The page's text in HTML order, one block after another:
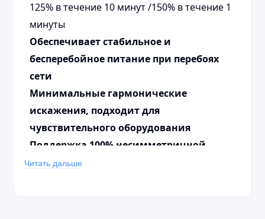
125% в течение 10 минут /150% в течение 1
минуты
Обеспечивает стабильное и
бесперебойное питание при перебоях
сети
Минимальные гармонические
искажения, подходит для
чувствительного оборудования
Поддержка 100% несимметричной
нагрузки
подключение нескольких групп , каждая
Читать дальше